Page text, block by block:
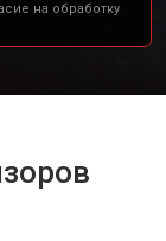
на обработку